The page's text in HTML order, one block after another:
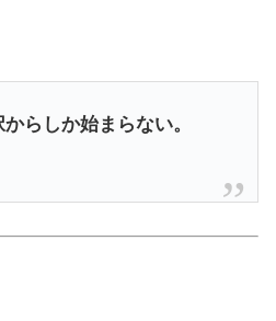
らしか始まらない。